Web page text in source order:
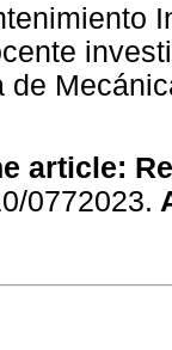
de
article:
0772023.